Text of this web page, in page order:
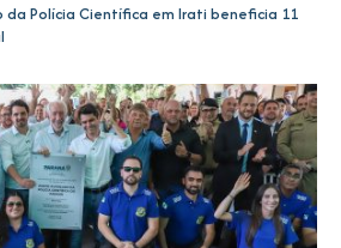
Polícia Científica em Irati beneficia 11